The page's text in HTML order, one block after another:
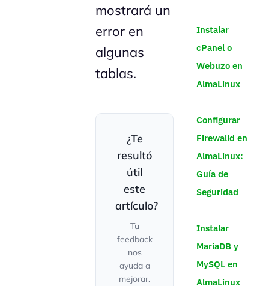
mostrará un
error en
algunas
tablas.
¿Te
resultó
útil
este
artículo?
Tu
feedback
nos
ayuda a
mejorar.
Instalar
cPanel o
Webuzo en
AlmaLinux
Configurar
Firewalld en
AlmaLinux:
Guía de
Seguridad
Instalar
MariaDB y
MySQL en
AlmaLinux